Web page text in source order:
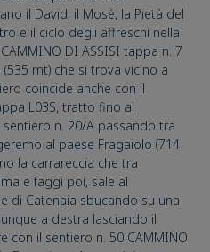
il David, il Mosè, la Pietà del
e il ciclo degli affreschi nella
DI ASSISI tappa n. 7
mt) che si trova vicino a
coincide anche con il
L03S, tratto fino al
sentiero n. 20/A passando tra
al paese Fragaiolo (714
la carrareccia che tra
e faggi poi, sale al
di Catenaia sbucando su una
a destra lasciando il
con il sentiero n. 50 CAMMINO